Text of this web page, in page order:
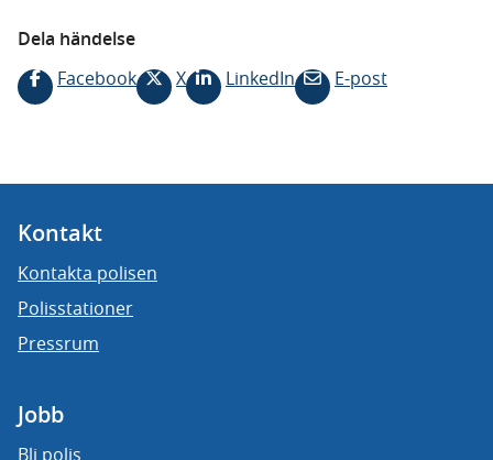
Dela händelse
Facebook
X LinkedIn E-post
Kontakt
Kontakta polisen
Polisstationer
Pressrum
Jobb
Bli polis